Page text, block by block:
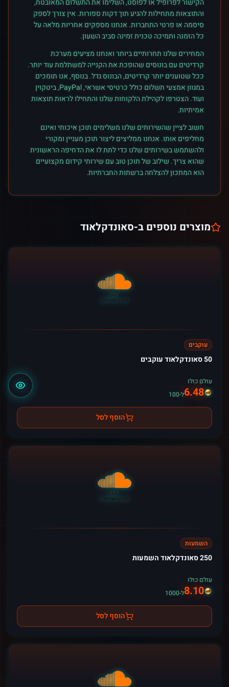
הקישור לפרופיל או לפוסט, השלימו את התשלום המאובטח,
והתוצאות מתחילות להגיע תוך דקות ספורות. אין צורך לספק
סיסמה או פרטי התחברות. אנחנו מספקים אחריות מלאה על
כל הזמנה ותמיכה טכנית זמינה סביב השעון.
המחירים שלנו תחרותיים ביותר ואנחנו מציעים מערכת
קרדיטים עם בונוסים שהופכת את הקנייה למשתלמת עוד יותר.
ככל שטוענים יותר קרדיטים, הבונוס גדל. בנוסף, אנו תומכים
במגוון אמצעי תשלום כולל כרטיסי אשראי, PayPal, ביטקוין
ועוד. הצטרפו לקהילת הלקוחות שלנו והתחילו לראות תוצאות
אמיתיות.
חשוב לציין שהשירותים שלנו משלימים תוכן איכותי ואינם
מחליפים אותו. אנחנו ממליצים ליצור תוכן מעניין ומקורי
ולהשתמש בשירותים שלנו כדי לתת לו את הדחיפה הראשונית
שהוא צריך. שילוב של תוכן טוב עם שירותי קידום מקצועיים
הוא המתכון להצלחה ברשתות החברתיות.
מוצרים נוספים ב-סאונדקלאוד
עוקבים
50 סאונדקלאוד עוקבים
עולם כולו
6.48ל-100
הוסף לסל
השמעות
250 סאונדקלאוד השמעות
עולם כולו
8.10ל-1000
הוסף לסל